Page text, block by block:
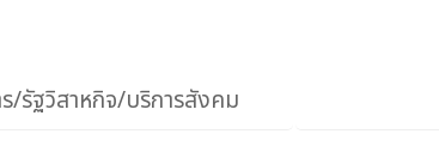
/รัฐวิสาหกิจ/บริการสังคม